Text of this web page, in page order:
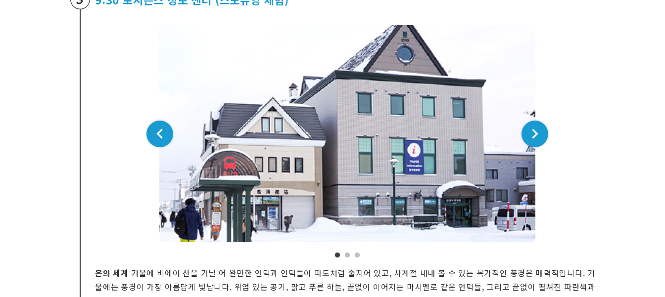
은의 세계 겨울에 비에이 산을 거닐 어 완만한 언덕과 언덕들이 파도처럼 줄지어 있고, 사계절 내내 볼 수 있는 목가적인 풍경은 매력적입니다. 겨
울에는 풍경이 가장 아름답게 빛납니다. 위엄 있는 공기, 맑고 푸른 하늘, 끝없이 이어지는 마시멜로 같은 언덕들, 그리고 끝없이 펼쳐진 파란색과